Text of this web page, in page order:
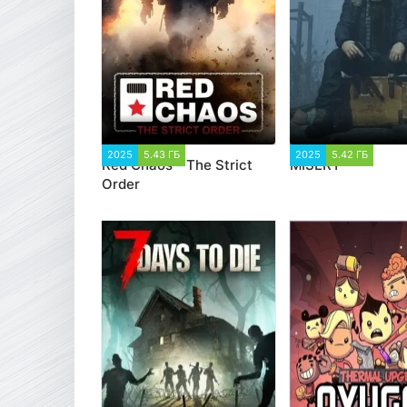
2025 5.43 ГБ
Red Chaos - The Strict
Order
2025 5.42 ГБ
MISERY